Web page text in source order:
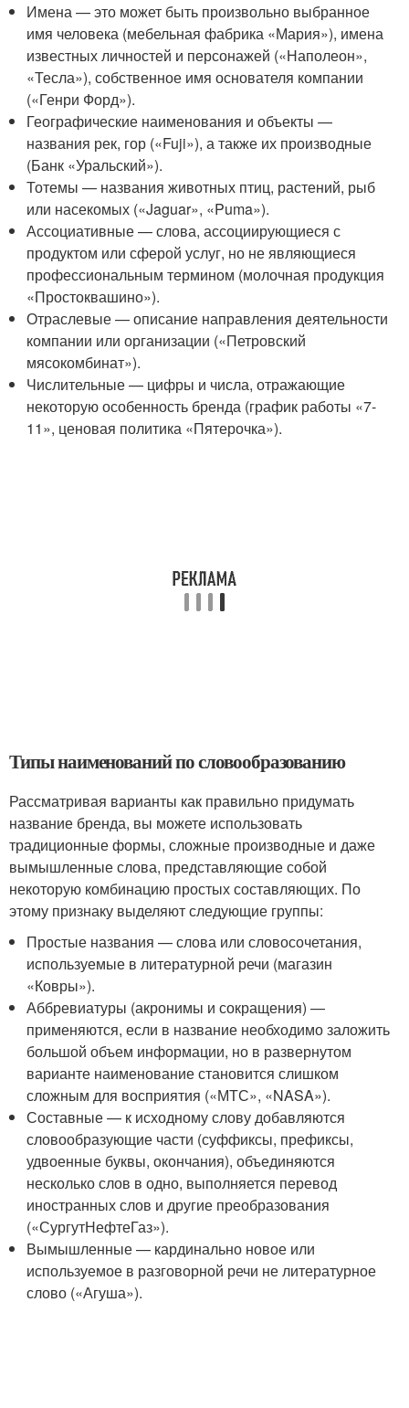
Имена — это может быть произвольно выбранное
имя человека (мебельная фабрика «Мария»), имена
известных личностей и персонажей («Наполеон»,
«Тесла»), собственное имя основателя компании
(«Генри Форд»).
Географические наименования и объекты —
названия рек, гор («Fuji»), а также их производные
(Банк «Уральский»).
Тотемы — названия животных птиц, растений, рыб
или насекомых («Jaguar», «Puma»).
Ассоциативные — слова, ассоциирующиеся с
продуктом или сферой услуг, но не являющиеся
профессиональным термином (молочная продукция
«Простоквашино»).
Отраслевые — описание направления деятельности
компании или организации («Петровский
мясокомбинат»).
Числительные — цифры и числа, отражающие
некоторую особенность бренда (график работы «7-
11», ценовая политика «Пятерочка»).
Типы наименований по словообразованию
Рассматривая варианты как правильно придумать
название бренда, вы можете использовать
традиционные формы, сложные производные и даже
вымышленные слова, представляющие собой
некоторую комбинацию простых составляющих. По
этому признаку выделяют следующие группы:
Простые названия — слова или словосочетания,
используемые в литературной речи (магазин
«Ковры»).
Аббревиатуры (акронимы и сокращения) —
применяются, если в название необходимо заложить
большой объем информации, но в развернутом
варианте наименование становится слишком
сложным для восприятия («МТС», «NASA»).
Составные — к исходному слову добавляются
словообразующие части (суффиксы, префиксы,
удвоенные буквы, окончания), объединяются
несколько слов в одно, выполняется перевод
иностранных слов и другие преобразования
(«СургутНефтеГаз»).
Вымышленные — кардинально новое или
используемое в разговорной речи не литературное
слово («Агуша»).